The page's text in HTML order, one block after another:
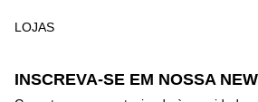
LOJAS
INSCREVA-SE EM NOSSA